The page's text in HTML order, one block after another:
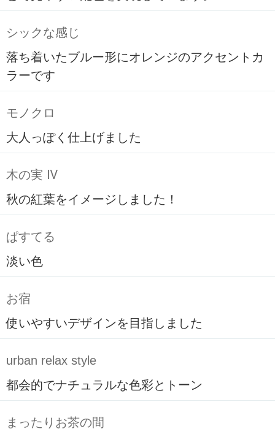
シックな感じ
落ち着いたブルー形にオレンジのアクセントカ
ラーです
モノクロ
大人っぽく仕上げました
木の実 Ⅳ
秋の紅葉をイメージしました！
ぱすてる
淡い色
お宿
使いやすいデザインを目指しました
urban relax style
都会的でナチュラルな色彩とトーン
まったりお茶の間